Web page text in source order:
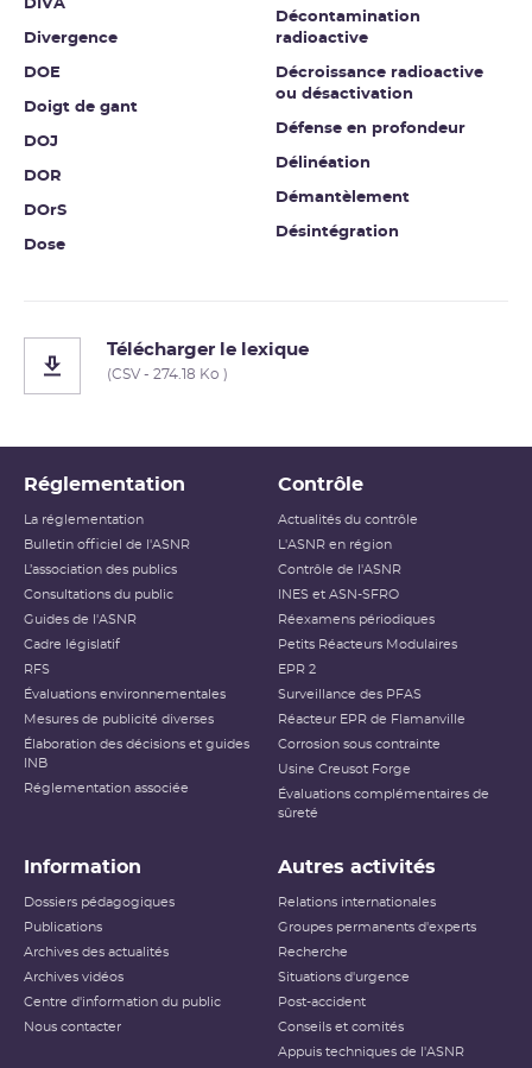
DIVA
Divergence
DOE
Doigt de gant
DOJ
DOR
DOrS
Dose
Décontamination
radioactive
Décroissance radioactive
ou désactivation
Défense en profondeur
Délinéation
Démantèlement
Désintégration
Télécharger le lexique
(CSV - 274.18 Ko )
Réglementation
La réglementation
Bulletin officiel de l'ASNR
L’association des publics
Consultations du public
Guides de l'ASNR
Cadre législatif
RFS
Évaluations environnementales
Mesures de publicité diverses
Élaboration des décisions et guides
INB
Réglementation associée
Contrôle
Actualités du contrôle
L'ASNR en région
Contrôle de l'ASNR
INES et ASN-SFRO
Réexamens périodiques
Petits Réacteurs Modulaires
EPR 2
Surveillance des PFAS
Réacteur EPR de Flamanville
Corrosion sous contrainte
Usine Creusot Forge
Évaluations complémentaires de
sûreté
Information
Dossiers pédagogiques
Publications
Archives des actualités
Archives vidéos
Centre d'information du public
Nous contacter
Autres activités
Relations internationales
Groupes permanents d'experts
Recherche
Situations d'urgence
Post-accident
Conseils et comités
Appuis techniques de l'ASNR